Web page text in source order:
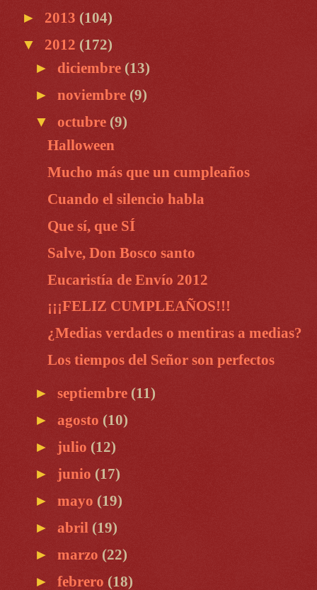
► 2013 (104)
▼ 2012 (172)
► diciembre (13)
► noviembre (9)
▼ octubre (9)
Halloween
Mucho más que un cumpleaños
Cuando el silencio habla
Que sí, que SÍ
Salve, Don Bosco santo
Eucaristía de Envío 2012
¡¡¡FELIZ CUMPLEAÑOS!!!
¿Medias verdades o mentiras a medias?
Los tiempos del Señor son perfectos
► septiembre (11)
► agosto (10)
► julio (12)
► junio (17)
► mayo (19)
► abril (19)
► marzo (22)
► febrero (18)